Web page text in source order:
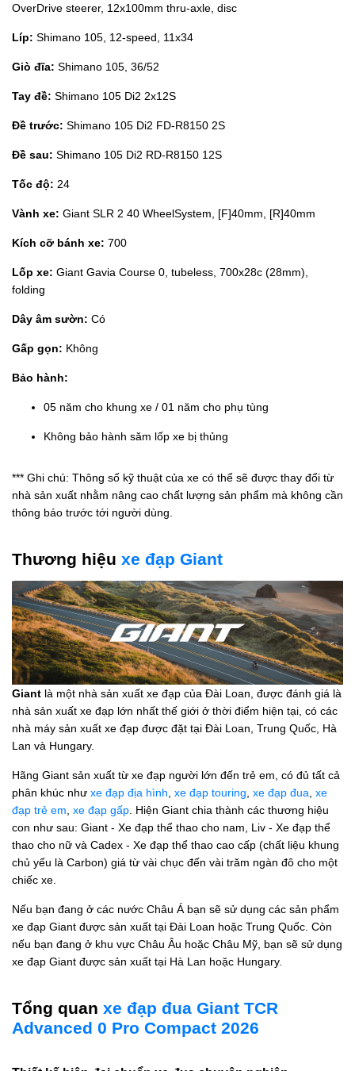
OverDrive steerer, 12x100mm thru-axle, disc
Líp: Shimano 105, 12-speed, 11x34
Giò đĩa: Shimano 105, 36/52
Tay đề: Shimano 105 Di2 2x12S
Đề trước: Shimano 105 Di2 FD-R8150 2S
Đề sau: Shimano 105 Di2 RD-R8150 12S
Tốc độ: 24
Vành xe: Giant SLR 2 40 WheelSystem, [F]40mm, [R]40mm
Kích cỡ bánh xe: 700
Lốp xe: Giant Gavia Course 0, tubeless, 700x28c (28mm),
folding
Dây âm sườn: Có
Gấp gọn: Không
Bảo hành:
05 năm cho khung xe / 01 năm cho phụ tùng
Không bảo hành săm lốp xe bị thủng
*** Ghi chú: Thông số kỹ thuật của xe có thể sẽ được thay đổi từ
nhà sản xuất nhằm nâng cao chất lượng sản phẩm mà không cần
thông báo trước tới người dùng.
Thương hiệu xe đạp Giant
Giant là một nhà sản xuất xe đạp của Đài Loan, được đánh giá là
nhà sản xuất xe đạp lớn nhất thế giới ở thời điểm hiện tại, có các
nhà máy sản xuất xe đạp được đặt tại Đài Loan, Trung Quốc, Hà
Lan và Hungary.
Hãng Giant sản xuất từ xe đạp người lớn đến trẻ em, có đủ tất cả
phân khúc như xe đạp địa hình xe đạp touring xe đạp đua xe
đạp trẻ em xe đạp gấp . Hiện Giant chia thành các thương hiệu
con như sau: Giant - Xe đạp thể thao cho nam, Liv - Xe đạp thể
thao cho nữ và Cadex - Xe đạp thể thao cao cấp (chất liệu khung
chủ yếu là Carbon) giá từ vài chục đến vài trăm ngàn đô cho một
chiếc xe.
Nếu bạn đang ở các nước Châu Á bạn sẽ sử dụng các sản phẩm
xe đạp Giant được sản xuất tại Đài Loan hoặc Trung Quốc. Còn
nếu bạn đang ở khu vực Châu Âu hoặc Châu Mỹ, bạn sẽ sử dụng
xe đạp Giant được sản xuất tại Hà Lan hoặc Hungary.
Tổng quan xe đạp đua Giant TCR
Advanced 0 Pro Compact 2026